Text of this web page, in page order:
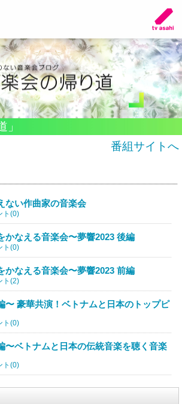
」
番組サイトへ
ない作曲家の音楽会
ト(0)
かなえる音楽会〜夢響2023 後編
ト(0)
かなえる音楽会〜夢響2023 前編
ト(2)
〜 豪華共演！ベトナムと日本のトップピ
ト(0)
〜ベトナムと日本の伝統音楽を聴く音楽
ト(0)